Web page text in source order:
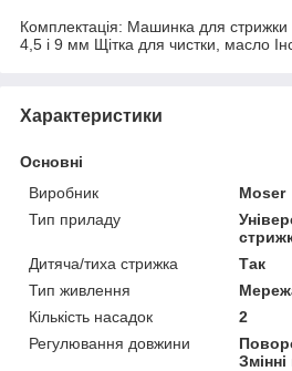
Комплектація: Машинка для стрижки
4,5 і 9 мм Щітка для чистки, масло
Характеристики
Основні
Виробник
Moser
Тип приладу
Дитяча/тиха стрижка
Так
Тип живлення
Кількість насадок
2
Регулювання довжини